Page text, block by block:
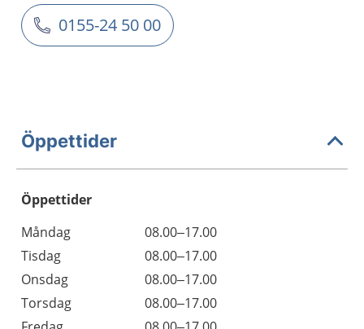
0155-24 50 00
Öppettider
Öppettider
Dag
Öppettider
Kommentarer
Måndag
08.00–17.00
Tisdag
08.00–17.00
Onsdag
08.00–17.00
Torsdag
08.00–17.00